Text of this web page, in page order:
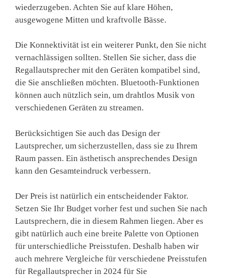
wiederzugeben. Achten Sie auf klare Höhen,
ausgewogene Mitten und kraftvolle Bässe.
Die Konnektivität ist ein weiterer Punkt, den Sie nicht
vernachlässigen sollten. Stellen Sie sicher, dass die
Regallautsprecher mit den Geräten kompatibel sind,
die Sie anschließen möchten. Bluetooth-Funktionen
können auch nützlich sein, um drahtlos Musik von
verschiedenen Geräten zu streamen.
Berücksichtigen Sie auch das Design der
Lautsprecher, um sicherzustellen, dass sie zu Ihrem
Raum passen. Ein ästhetisch ansprechendes Design
kann den Gesamteindruck verbessern.
Der Preis ist natürlich ein entscheidender Faktor.
Setzen Sie Ihr Budget vorher fest und suchen Sie nach
Lautsprechern, die in diesem Rahmen liegen. Aber es
gibt natürlich auch eine breite Palette von Optionen
für unterschiedliche Preisstufen. Deshalb haben wir
auch mehrere Vergleiche für verschiedene Preisstufen
für Regallautsprecher in 2024 für Sie